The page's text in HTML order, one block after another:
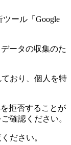
ール「 Google
ータの収集のた
おり、個人を特
拒否することが
確認ください。
ださい。